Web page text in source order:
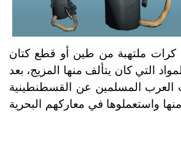
ملتهبة من طين أو قطع كتان
التي كان يتألف منها المزيج، بعد
العرب المسلمين عن القسطنطينية
واستعملوها في معاركهم البحرية